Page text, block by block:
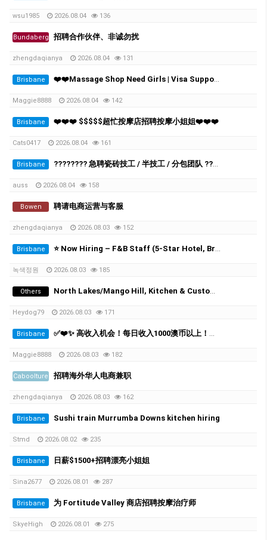
wsu1985 2026.08.04 136
Bundaberg 招聘合作伙伴、非诚勿扰
zhengdaqianya 2026.08.04 131
Brisbane ❤️❤️Massage Shop Need Girls | Visa Support Available❤️❤️
Maggie8888 2026.08.04 142
Brisbane ❤️❤️❤️ $$$$$超忙按摩店招聘按摩小姐姐❤️❤️❤️
Cats0417 2026.08.04 161
Brisbane ???????? 急聘瓷砖技工 / 半技工 / 分包团队 ????????
auss 2026.08.04 158
Bowen 聘请电商运营与客服
zhengdaqianya 2026.08.03 152
Brisbane ⭐️ Now Hiring – F&B Staff (5-Star Hotel, Brisbane City)
녹색정원 2026.08.03 185
Others North Lakes/Mango Hill, Kitchen & Customer Service Team Member Wanted (15–20 hrs/wk)
Heydog79 2026.08.03 171
Brisbane ✅❤️✨ 高收入机会！每日收入1000澳币以上！布里斯班高端按摩连锁诚聘员工 ❤️✨✅
Maggie8888 2026.08.03 182
Caboolture 招聘海外华人电商兼职
zhengdaqianya 2026.08.03 162
Brisbane Sushi train Murrumba Downs kitchen hiring
Stmd 2026.08.02 235
Brisbane 日薪$1500+招聘漂亮小姐姐
Sina2677 2026.08.01 287
Brisbane 为 Fortitude Valley 商店招聘按摩治疗师
SkyeHigh 2026.08.01 275